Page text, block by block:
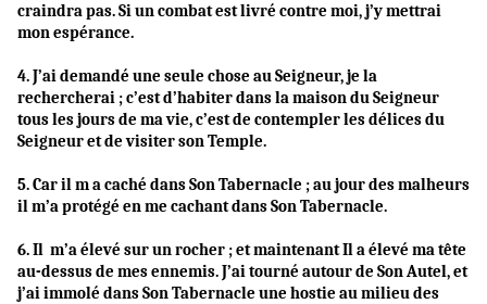
craindra pas. Si un combat est livré contre moi, j’y mettrai
mon espérance.
4. J’ai demandé une seule chose au Seigneur, je la
rechercherai ; c’est d’habiter dans la maison du Seigneur
tous les jours de ma vie, c’est de contempler les délices du
Seigneur et de visiter son Temple.
5. Car il m a caché dans Son Tabernacle ; au jour des malheurs
il m’a protégé en me cachant dans Son Tabernacle.
6. Il m’a élevé sur un rocher ; et maintenant Il a élevé ma tête
au-dessus de mes ennemis. J’ai tourné autour de Son Autel, et
j’ai immolé dans Son Tabernacle une hostie au milieu des